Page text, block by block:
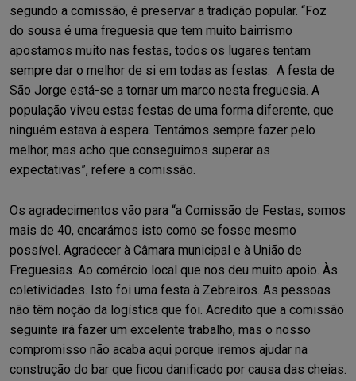
segundo a comissão, é preservar a tradição popular. “Foz
do sousa é uma freguesia que tem muito bairrismo
apostamos muito nas festas, todos os lugares tentam
sempre dar o melhor de si em todas as festas. A festa de
São Jorge está-se a tornar um marco nesta freguesia. A
população viveu estas festas de uma forma diferente, que
ninguém estava à espera. Tentámos sempre fazer pelo
melhor, mas acho que conseguimos superar as
expectativas”, refere a comissão.
Os agradecimentos vão para “a Comissão de Festas, somos
mais de 40, encarámos isto como se fosse mesmo
possível. Agradecer à Câmara municipal e à União de
Freguesias. Ao comércio local que nos deu muito apoio. Às
coletividades. Isto foi uma festa à Zebreiros. As pessoas
não têm noção da logística que foi. Acredito que a comissão
seguinte irá fazer um excelente trabalho, mas o nosso
compromisso não acaba aqui porque iremos ajudar na
construção do bar que ficou danificado por causa das cheias.